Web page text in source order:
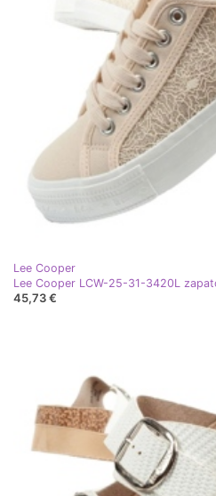
Lee Cooper
Lee Cooper LCW-25-31-3420L
45,73 €